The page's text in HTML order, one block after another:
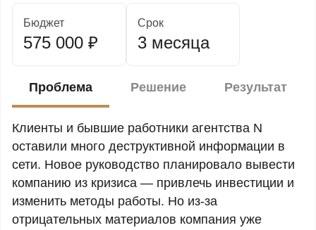
Бюджет
575 000 ₽
Срок
3 месяца
Проблема Решение Результат
Клиенты и бывшие работники агентства N
оставили много деструктивной информации в
сети. Новое руководство планировало вывести
компанию из кризиса — привлечь инвестиции и
изменить методы работы. Но из-за
отрицательных материалов компания уже